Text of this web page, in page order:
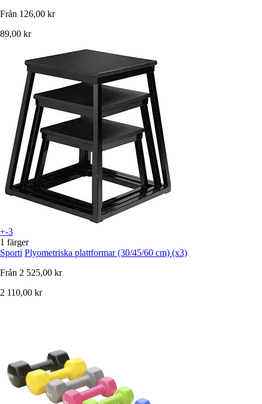
Från 126,00 kr
89,00 kr
+-3
1 färger
Sporti Plyometriska plattformar (30/45/60 cm) (x3)
Från 2 525,00 kr
2 110,00 kr